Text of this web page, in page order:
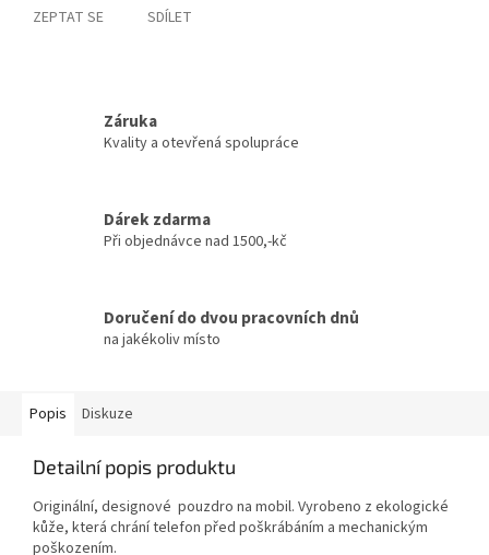
ZEPTAT SE SDÍLET
Záruka
Kvality a otevřená spolupráce
Dárek zdarma
Při objednávce nad 1500,-kč
Doručení do dvou pracovních dnů
na jakékoliv místo
Popis Diskuze
Detailní popis produktu
Originální, designové pouzdro na mobil. Vyrobeno z ekologické
kůže, která chrání telefon před poškrábáním a mechanickým
poškozením.